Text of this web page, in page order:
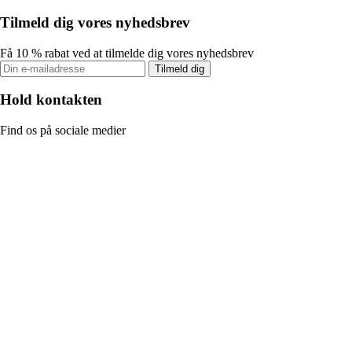
Tilmeld dig vores nyhedsbrev
Få 10 % rabat ved at tilmelde dig vores nyhedsbrev
Tilmeld dig
Hold kontakten
Find os på sociale medier